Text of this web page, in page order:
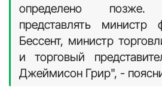
определено
представлять министр
Бессент, министр
и торговый
Джеймисон Грир", -